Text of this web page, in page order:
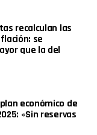
recalculan las
se
que la del
económico de
«Sin reservas